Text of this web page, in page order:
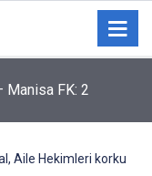
Aile Hekimleri korku